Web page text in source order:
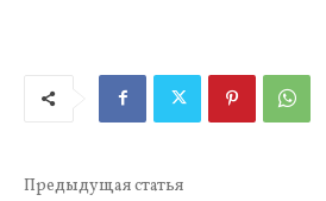
Предыдущая статья